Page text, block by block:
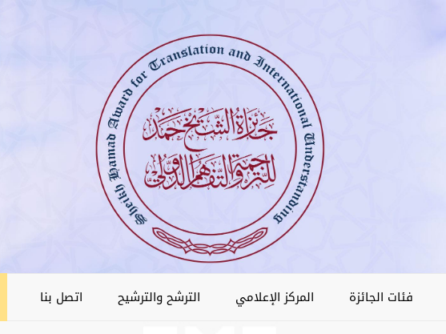
فئات الجائزة المركز الإعلامي الترشح والترشيح اتصل بنا